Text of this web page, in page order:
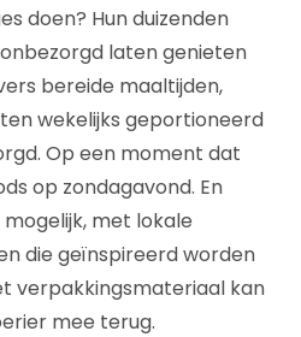
doen? Hun duizenden
laten genieten
bereide maaltijden,
wekelijks geportioneerd
Op een moment dat
op zondagavond. En
met lokale
die geïnspireerd worden
verpakkingsmateriaal kan
mee terug.